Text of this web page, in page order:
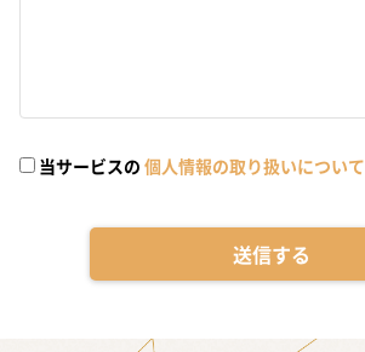
当サービスの 個人情報の取り扱いについて
送信する